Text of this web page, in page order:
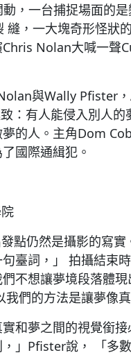
，一台捕捉場面的
縫，一大塊奇形怪狀
Nolan大喊一聲
與Wally Pfister，
：有人能侵入別人
的人。主角Dom
國際通緝犯。
點仍然是攝影的寫實
臺詞，」 拍攝結束
不想讓夢境段落體現
們的方法是讓夢像真
和夢之間的視覺銜
」Pfister說， 「多